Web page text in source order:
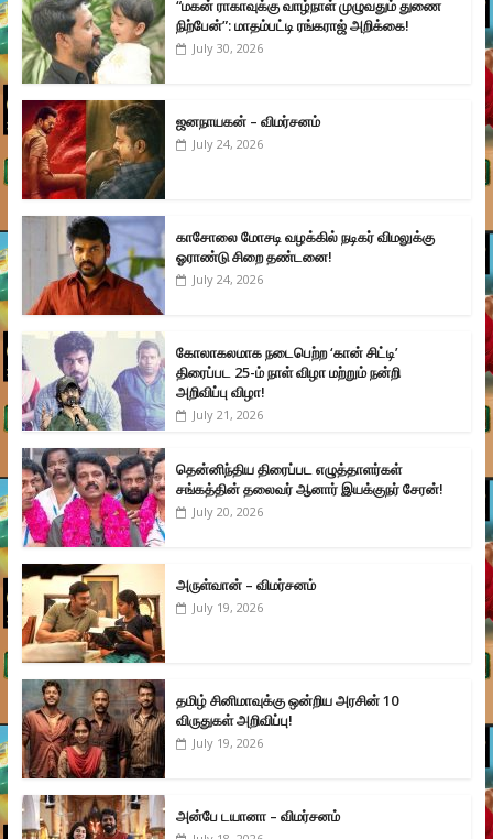
“மகன் ராகாவுக்கு வாழ்நாள் முழுவதும் துணை
நிற்பேன்”: மாதம்பட்டி ரங்கராஜ் அறிக்கை!
July 30, 2026
ஜனநாயகன் – விமர்சனம்
July 24, 2026
காசோலை மோசடி வழக்கில் நடிகர் விமலுக்கு
ஓராண்டு சிறை தண்டனை!
July 24, 2026
கோலாகலமாக நடைபெற்ற ‘கான் சிட்டி’
திரைப்பட 25-ம் நாள் விழா மற்றும் நன்றி
அறிவிப்பு விழா!
July 21, 2026
தென்னிந்திய திரைப்பட எழுத்தாளர்கள்
சங்கத்தின் தலைவர் ஆனார் இயக்குநர் சேரன்!
July 20, 2026
அருள்வான் – விமர்சனம்
July 19, 2026
தமிழ் சினிமாவுக்கு ஒன்றிய அரசின் 10
விருதுகள் அறிவிப்பு!
July 19, 2026
அன்பே டயானா – விமர்சனம்